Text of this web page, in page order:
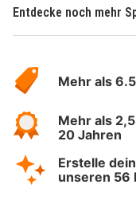
Entdecke noch mehr
Hotelspecials
Mehr als
Mehr als
20 Jahren
Erstelle
unseren 56